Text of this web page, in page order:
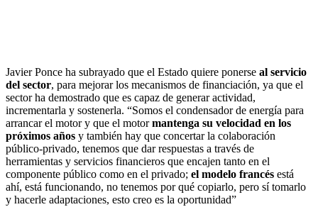
Javier Ponce ha subrayado que el Estado quiere ponerse al servicio
del sector, para mejorar los mecanismos de financiación, ya que el
sector ha demostrado que es capaz de generar actividad,
incrementarla y sostenerla. “Somos el condensador de energía para
arrancar el motor y que el motormantenga su velocidad en los
próximos años y también hay que concertar la colaboración
público-privado, tenemos que dar respuestas a través de
herramientas y servicios financieros que encajen tanto en el
componente público como en el privado; el modelo francés está
ahí, está funcionando, no tenemos por qué copiarlo, pero sí tomarlo
y hacerle adaptaciones, esto creo es la oportunidad”